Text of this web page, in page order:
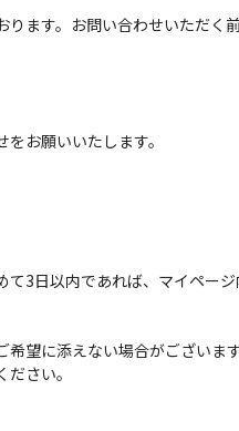
ります。お問い合わせいただく
お願いいたします。
3日以内であれば、マイペー
望に添えない場合がございます
さい。